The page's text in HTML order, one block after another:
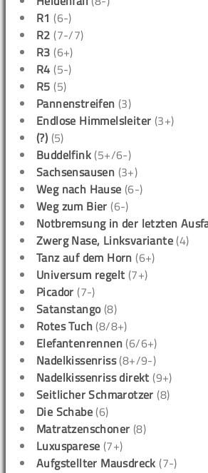
R1 (6-)
R2 (7-/7)
R3 (6+)
R4 (5-)
R5 (5)
Pannenstreifen (3)
Endlose Himmelsleiter (3+)
(?) (5)
Buddelfink (5+/6-)
Sachsensausen (3+)
Weg nach Hause (6-)
Weg zum Bier (6-)
Notbremsung in der letzten
Zwerg Nase, Linksvariante (4)
Tanz auf dem Horn (6+)
Universum regelt (7+)
Picador (7-)
Satanstango(8)
Rotes Tuch (8/8+)
Elefantenrennen (6/6+)
Nadelkissenriss(8+/9-)
Nadelkissenriss direkt (9+)
Seitlicher Schmarotzer (8)
Die Schabe (6)
Matratzenschoner (8)
Luxusparese (7+)
Aufgstellter Mausdreck (7-)